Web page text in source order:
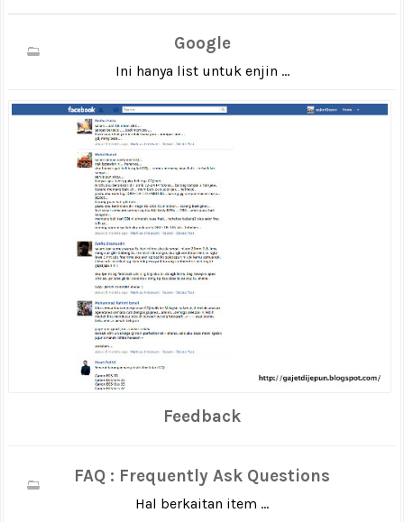
Google
Ini hanya list untuk enjin ...
Feedback
FAQ : Frequently Ask Questions
Hal berkaitan item ...